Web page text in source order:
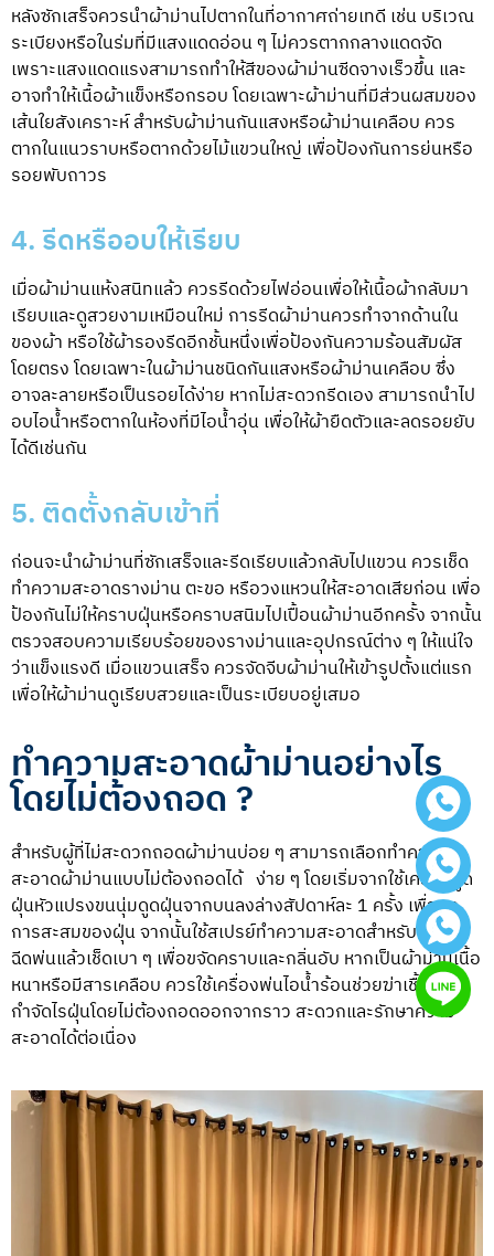
หลังซักเสร็จควรนำผ้าม่านไปตากในที่อากาศถ่ายเทดี เช่น บริเวณ
ระเบียงหรือในร่มที่มีแสงแดดอ่อน ๆ ไม่ควรตากกลางแดดจัด
เพราะแสงแดดแรงสามารถทำให้สีของผ้าม่านซีดจางเร็วขึ้น และ
อาจทำให้เนื้อผ้าแข็งหรือกรอบ โดยเฉพาะผ้าม่านที่มีส่วนผสมของ
เส้นใยสังเคราะห์ สำหรับผ้าม่านกันแสงหรือผ้าม่านเคลือบ ควร
ตากในแนวราบหรือตากด้วยไม้แขวนใหญ่ เพื่อป้องกันการย่นหรือ
รอยพับถาวร
4. รีดหรืออบให้เรียบ
เมื่อผ้าม่านแห้งสนิทแล้ว ควรรีดด้วยไฟอ่อนเพื่อให้เนื้อผ้ากลับมา
เรียบและดูสวยงามเหมือนใหม่ การรีดผ้าม่านควรทำจากด้านใน
ของผ้า หรือใช้ผ้ารองรีดอีกชั้นหนึ่งเพื่อป้องกันความร้อนสัมผัส
โดยตรง โดยเฉพาะในผ้าม่านชนิดกันแสงหรือผ้าม่านเคลือบ ซึ่ง
อาจละลายหรือเป็นรอยได้ง่าย หากไม่สะดวกรีดเอง สามารถนำไป
อบไอน้ำหรือตากในห้องที่มีไอน้ำอุ่น เพื่อให้ผ้ายืดตัวและลดรอยยับ
ได้ดีเช่นกัน
5. ติดตั้งกลับเข้าที่
ก่อนจะนำผ้าม่านที่ซักเสร็จและรีดเรียบแล้วกลับไปแขวน ควรเช็ด
ทำความสะอาดรางม่าน ตะขอ หรือวงแหวนให้สะอาดเสียก่อน เพื่อ
ป้องกันไม่ให้คราบฝุ่นหรือคราบสนิมไปเปื้อนผ้าม่านอีกครั้ง จากนั้น
ตรวจสอบความเรียบร้อยของรางม่านและอุปกรณ์ต่าง ๆ ให้แน่ใจ
ว่าแข็งแรงดี เมื่อแขวนเสร็จ ควรจัดจีบผ้าม่านให้เข้ารูปตั้งแต่แรก
เพื่อให้ผ้าม่านดูเรียบสวยและเป็นระเบียบอยู่เสมอ
ทำความสะอาดผ้าม่านอย่างไร
โดยไม่ต้องถอด ?
สำหรับผู้ที่ไม่สะดวกถอดผ้าม่านบ่อย ๆ สามารถเลือกทำความ
สะอาดผ้าม่านแบบไม่ต้องถอดได้ ง่าย ๆ โดยเริ่มจากใช้เครื่องดูด
ฝุ่นหัวแปรงขนนุ่มดูดฝุ่นจากบนลงล่างสัปดาห์ละ 1 ครั้ง เพื่อลด
การสะสมของฝุ่น จากนั้นใช้สเปรย์ทำความสะอาดสำหรับผ้าม่าน
ฉีดพ่นแล้วเช็ดเบา ๆ เพื่อขจัดคราบและกลิ่นอับ หากเป็นผ้าม่านเนื้อ
หนาหรือมีสารเคลือบ ควรใช้เครื่องพ่นไอน้ำร้อนช่วยฆ่าเชื้อและ
กำจัดไรฝุ่นโดยไม่ต้องถอดออกจากราว สะดวกและรักษาความ
สะอาดได้ต่อเนื่อง